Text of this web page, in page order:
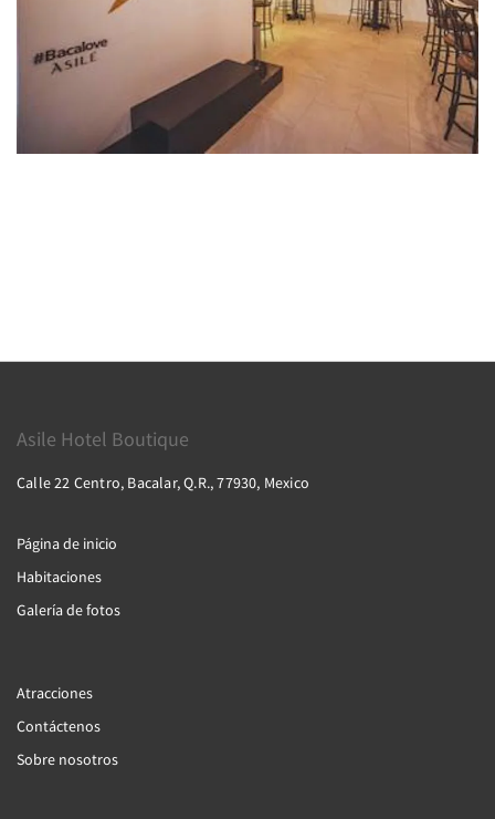
Asile Hotel Boutique
Calle 22 Centro, Bacalar, Q.R., 77930, Mexico
Página de inicio
Habitaciones
Galería de fotos
Atracciones
Contáctenos
Sobre nosotros